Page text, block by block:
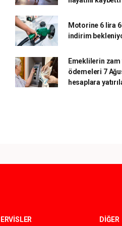
Motorine 6 lira
indirim
Emeklilerin zam
ödemeleri 7
hesaplara
DİĞER